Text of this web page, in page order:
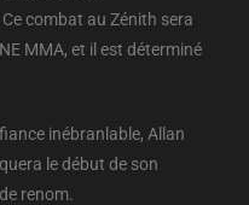
combat au Zénith sera
MMA, et il est déterminé
inébranlable, Allan
le début de son
renom.